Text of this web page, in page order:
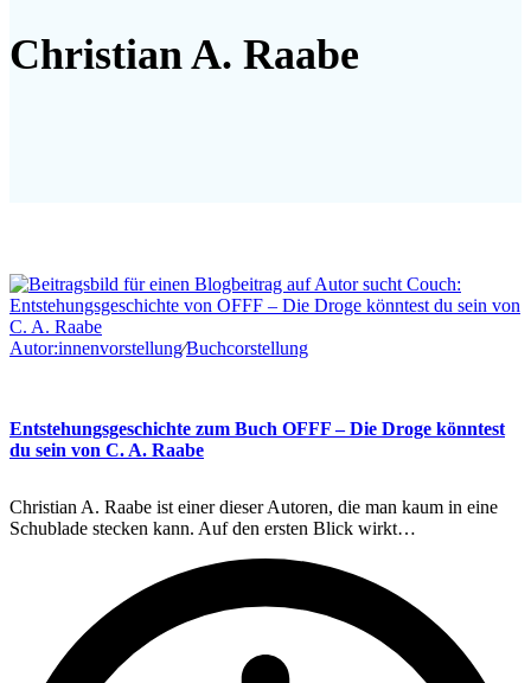
Christian A. Raabe
Autor:innenvorstellung∕Buchcorstellung
Entstehungsgeschichte zum Buch OFFF – Die Droge könntest
du sein von C. A. Raabe
Christian A. Raabe ist einer dieser Autoren, die man kaum in eine
Schublade stecken kann. Auf den ersten Blick wirkt…